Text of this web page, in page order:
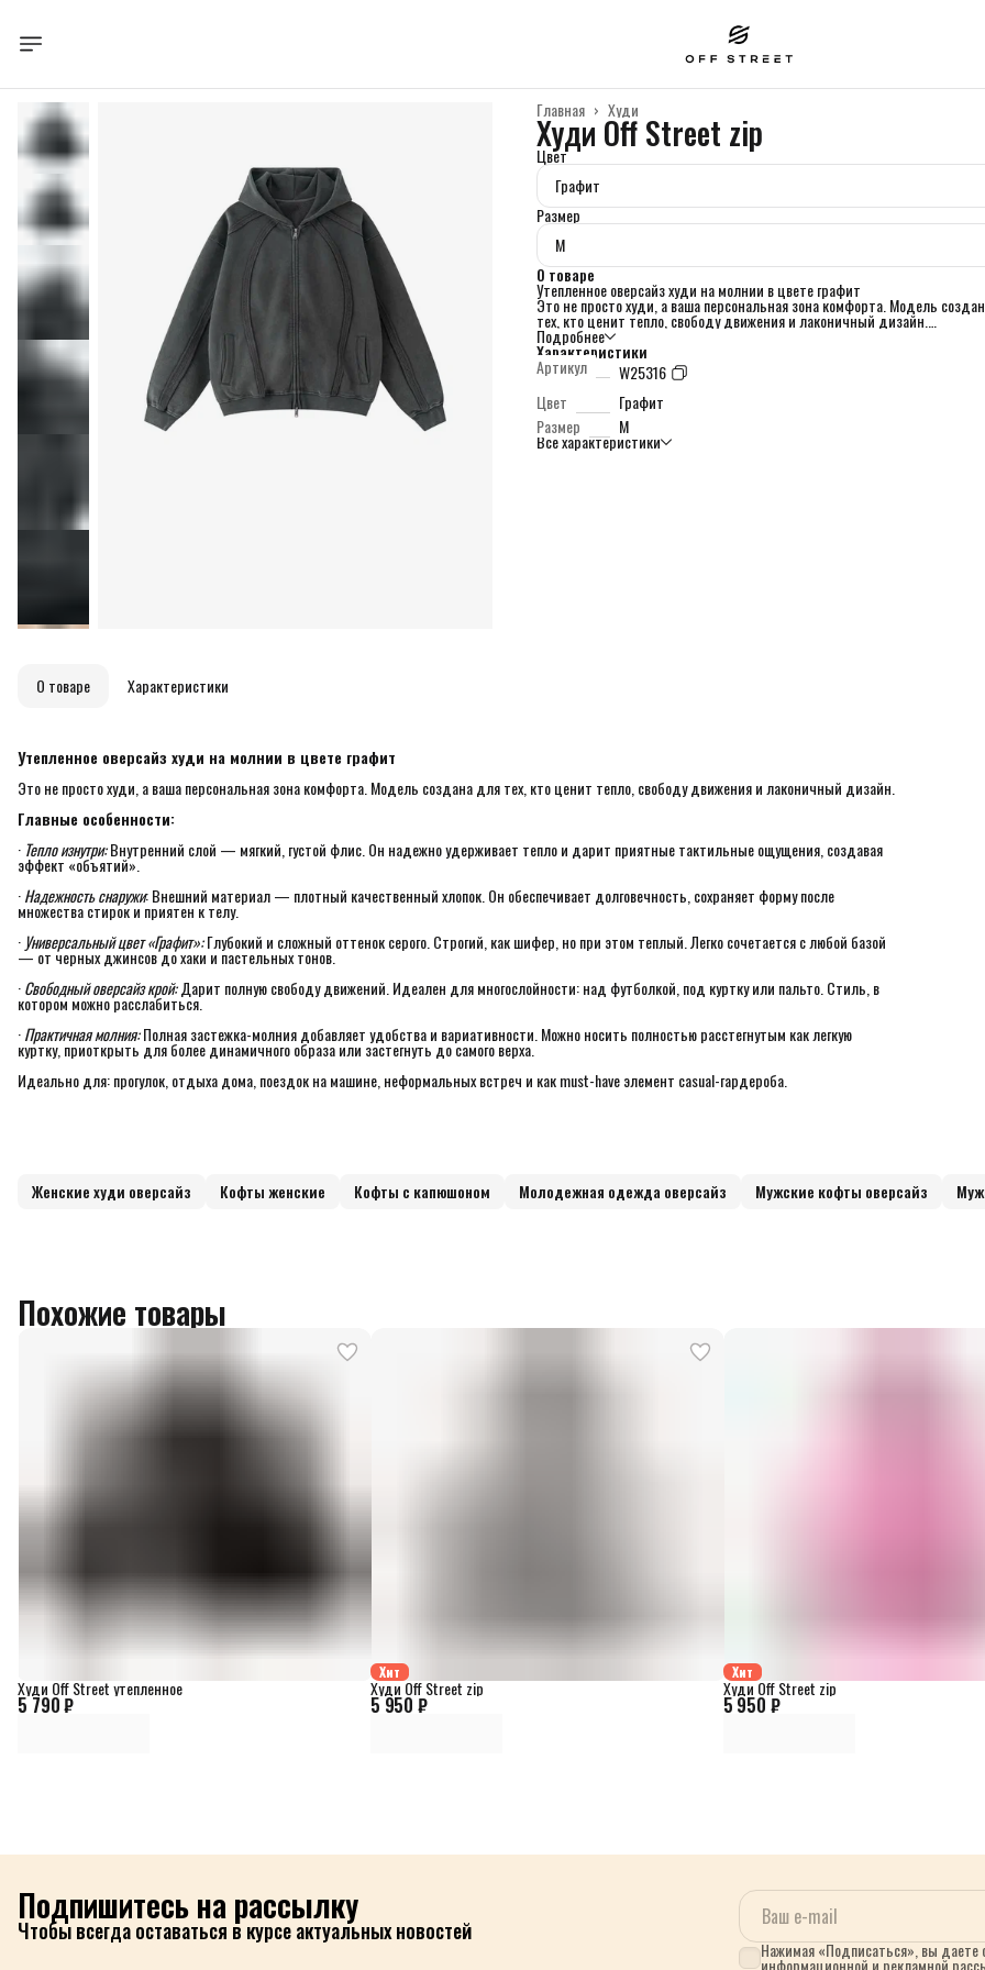
Худи
Главная ›
Худи Off Street zip
Цвет
Графит
Размер
M
О товаре
Утепленное оверсайз худи на молнии в цвете графит
Это не просто худи, а ваша персональная зона комфорта. Модель
тех, кто ценит тепло, свободу движения и лаконичный дизайн.
Главные особенности:
·Тепло изнутри:Внутренний слой — мягкий, густой флис. Он надежно
удерживает тепло и дарит приятные тактильные ощущения, создавая
эффект «объятий».
·Надежность снаружи
Он обеспечивает долговечность, сохраняет форму после множества
приятен к телу.
·Универсальный цвет «Графит»:
Подробнее
Характеристики
Артикул
W25316
Цвет
Графит
Размер
M
Все характеристики
О товаре Характеристики
Утепленное оверсайз худи на молнии в цвете графит
Это не просто худи, а ваша персональная зона комфорта. Модель создана для тех, кто ценит тепло, свободу движения и лаконичный дизайн.
Главные особенности:
· Тепло изнутри:Внутренний слой — мягкий, густой флис. Он надежно удерживает тепло и дарит приятные тактильные ощущения, создавая
эффект «объятий».
·Надежность снаружи: Внешний материал — плотный качественный хлопок. Он обеспечивает долговечность, сохраняет форму после
множества стирок и приятен к телу.
· Универсальный цвет «Графит»:Глубокий и сложный оттенок серого. Строгий, как шифер, но при этом теплый. Легко сочетается с любой базой
— от черных джинсов до хаки и пастельных тонов.
·Свободный оверсайз крой:Дарит полную свободу движений. Идеален для многослойности: над футболкой, под куртку или пальто. Стиль, в
котором можно расслабиться.
·Практичная молния:Полная застежка-молния добавляет удобства и вариативности. Можно носить полностью расстегнутым как легкую
куртку, приоткрыть для более динамичного образа или застегнуть до самого верха.
Идеально для: прогулок, отдыха дома, поездок на машине, неформальных встреч и как must-have элемент casual-гардероба.
Женские худи оверсайз Кофты женские Кофты с капюшоном Молодежная одежда оверсайз Мужские кофты оверсайз
Похожие товары
5 790 ₽
Худи Off Street утепленное
Хит
5 950 ₽
Худи Off Street zip
Хит
5 950 ₽
Худи Off Street zip
Подпишитесь на рассылку
Чтобы всегда оставаться в курсе актуальных новостей
Нажимая «Подписаться», вы даете
информационной и рекламной